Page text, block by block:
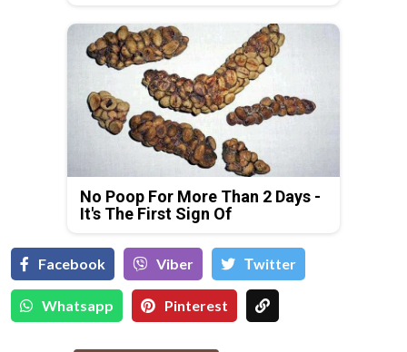
No Poop For More Than 2 Days -
It's The First Sign Of
Facebook Viber Тwitter
Whatsapp Pinterest